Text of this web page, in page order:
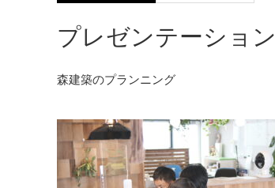
プレゼンテーション
森建築のプランニング